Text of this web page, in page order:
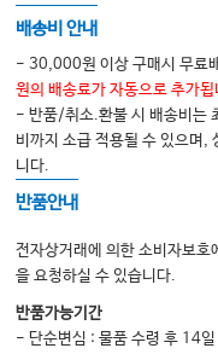
11 응급 의료 서비스에서의 진
13 생애 말기 문제
14 오피오이드 감소 이니셔티
15 응급실 초음파의 개발 및 구현
16 시골의 응급실
Chapter 4 대화록25 치료의
Chapter 5. 운영 – 정보학
배송비 안내
- 30,000원 이상 구매시 무료
원의 배송료가 자동으로 추가
- 반품/취소.환불 시 배송비는
비까지 소급 적용될 수 있으며,
니다.
반품안내
전자상거래에 의한 소비자보호
을 요청하실 수 있습니다.
반품가능기간
- 단순변심 : 물품 수령 후 14일